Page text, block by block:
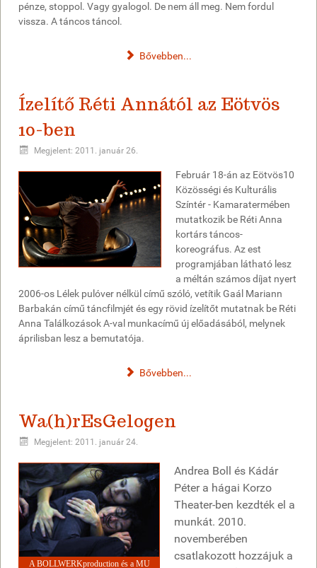
pénze, stoppol. Vagy gyalogol. De nem áll meg. Nem fordul
vissza. A táncos táncol.
Bővebben...
Ízelítő Réti Annától az Eötvös
10-ben
Megjelent: 2011. január 26.
Február 18-án az Eötvös10
Közösségi és Kulturális
Színtér - Kamaratermében
mutatkozik be Réti Anna
kortárs táncos-
koreográfus. Az est
programjában látható lesz
a méltán számos díjat nyert
2006-os Lélek pulóver nélkül című szóló, vetítik Gaál Mariann
Barbakán című táncfilmjét és egy rövid ízelítőt mutatnak be Réti
Anna Találkozások A-val munkacímű új előadásából, melynek
áprilisban lesz a bemutatója.
Bővebben...
Wa(h)rEsGelogen
Megjelent: 2011. január 24.
A BOLLWERKproduction és a MU
Andrea Boll és Kádár
Péter a hágai Korzo
Theater-ben kezdték el a
munkát. 2010.
novemberében
csatlakozott hozzájuk a